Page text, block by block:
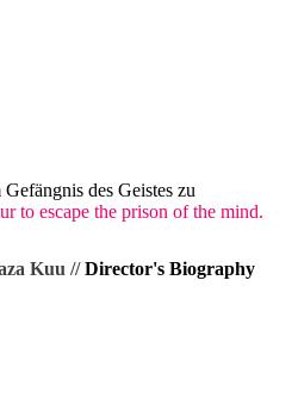
des Geistes zu
to escape the prison of the mind.
Kuu //Director's Biography